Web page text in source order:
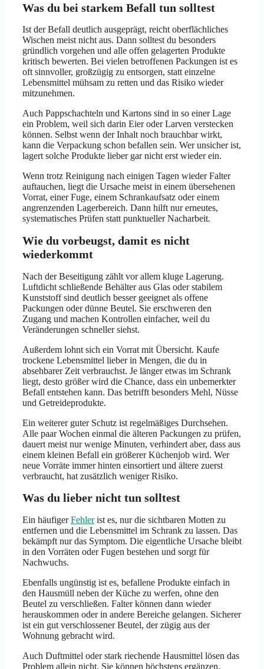
Was du bei starkem Befall tun solltest
Ist der Befall deutlich ausgeprägt, reicht oberflächliches
Wischen meist nicht aus. Dann solltest du besonders
gründlich vorgehen und alle offen gelagerten Produkte
kritisch bewerten. Bei vielen betroffenen Packungen ist es
oft sinnvoller, großzügig zu entsorgen, statt einzelne
Lebensmittel mühsam zu retten und das Risiko wieder
mitzunehmen.
Auch Pappschachteln und Kartons sind in so einer Lage
ein Problem, weil sich darin Eier oder Larven verstecken
können. Selbst wenn der Inhalt noch brauchbar wirkt,
kann die Verpackung schon befallen sein. Wer unsicher ist,
lagert solche Produkte lieber gar nicht erst wieder ein.
Wenn trotz Reinigung nach einigen Tagen wieder Falter
auftauchen, liegt die Ursache meist in einem übersehenen
Vorrat, einer Fuge, einem Schrankaufsatz oder einem
angrenzenden Lagerbereich. Dann hilft nur erneutes,
systematisches Prüfen statt punktueller Nacharbeit.
Wie du vorbeugst, damit es nicht
wiederkommt
Nach der Beseitigung zählt vor allem kluge Lagerung.
Luftdicht schließende Behälter aus Glas oder stabilem
Kunststoff sind deutlich besser geeignet als offene
Packungen oder dünne Beutel. Sie erschweren den
Zugang und machen Kontrollen einfacher, weil du
Veränderungen schneller siehst.
Außerdem lohnt sich ein Vorrat mit Übersicht. Kaufe
trockene Lebensmittel lieber in Mengen, die du in
absehbarer Zeit verbrauchst. Je länger etwas im Schrank
liegt, desto größer wird die Chance, dass ein unbemerkter
Befall entstehen kann. Das betrifft besonders Mehl, Nüsse
und Getreideprodukte.
Ein weiterer guter Schutz ist regelmäßiges Durchsehen.
Alle paar Wochen einmal die älteren Packungen zu prüfen,
dauert meist nur wenige Minuten, verhindert aber, dass aus
einem kleinen Befall ein größerer Küchenjob wird. Wer
neue Vorräte immer hinten einsortiert und ältere zuerst
verbraucht, hat zusätzlich weniger Risiko.
Was du lieber nicht tun solltest
Ein häufigerFehlerist es, nur die sichtbaren Motten zu
entfernen und die Lebensmittel im Schrank zu lassen. Das
bekämpft nur das Symptom. Die eigentliche Ursache bleibt
in den Vorräten oder Fugen bestehen und sorgt für
Nachwuchs.
Ebenfalls ungünstig ist es, befallene Produkte einfach in
den Hausmüll neben der Küche zu werfen, ohne den
Beutel zu verschließen. Falter können dann wieder
herauskommen oder in andere Bereiche gelangen. Sicherer
ist ein gut verschlossener Beutel, der zügig aus der
Wohnung gebracht wird.
Auch Duftmittel oder stark riechende Hausmittel lösen das
Problem allein nicht. Sie können höchstens ergänzen,